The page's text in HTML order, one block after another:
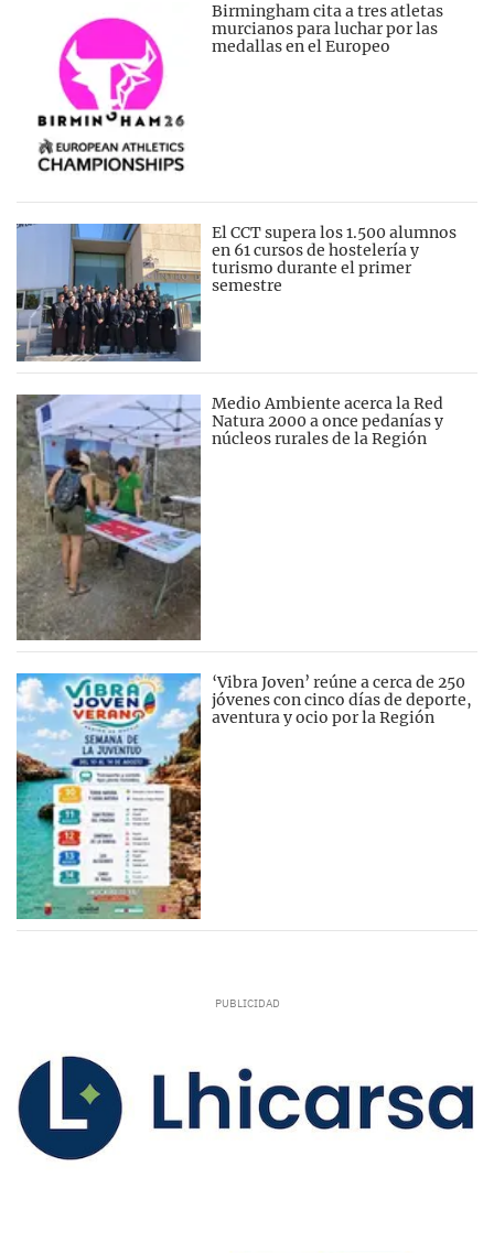
Birmingham cita a tres atletas
murcianos para luchar por las
medallas en el Europeo
El CCT supera los 1.500 alumnos
en 61 cursos de hostelería y
turismo durante el primer
semestre
Medio Ambiente acerca la Red
Natura 2000 a once pedanías y
núcleos rurales de la Región
‘Vibra Joven’ reúne a cerca de 250
jóvenes con cinco días de deporte,
aventura y ocio por la Región